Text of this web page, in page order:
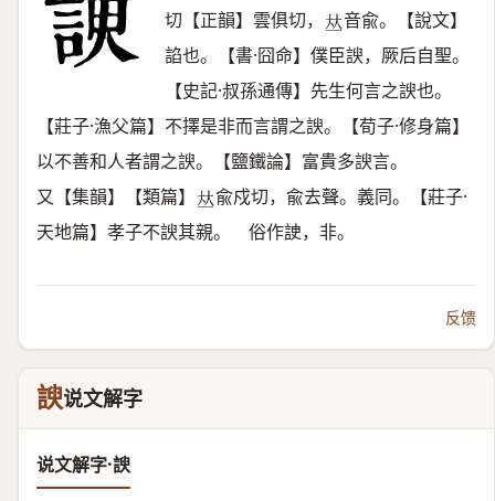
切【正韻】雲俱切， 𠀤音兪。【說文】
諂也。【書·囧命】僕臣諛，厥后自聖。
【史記·叔孫通傳】先生何言之諛也。
【莊子·漁父篇】不擇是非而言謂之諛。【荀子·修身篇】
以不善和人者謂之諛。【鹽鐵論】富貴多諛言。
又【集韻】【類篇】 𠀤兪戍切，兪去聲。義同。【莊子·
天地篇】孝子不諛其親。 俗作䛕，非。
反馈
諛说文解字
说文解字·諛